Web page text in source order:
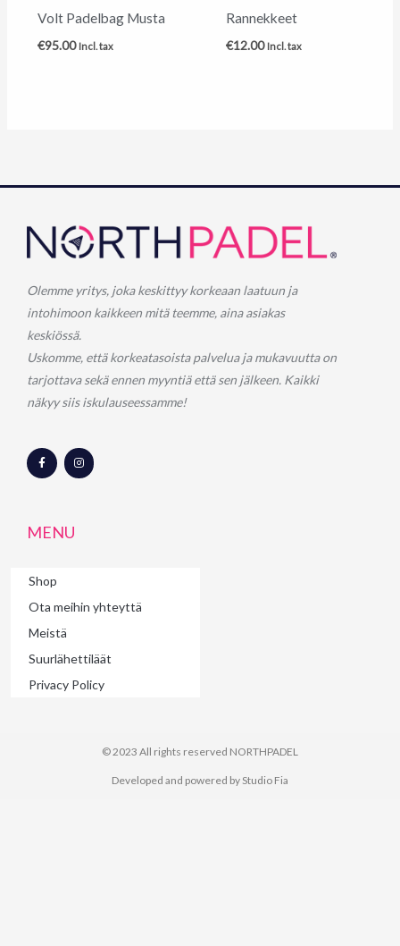
Volt Padelbag Musta
€95.00 Incl. tax
Rannekkeet
€12.00 Incl. tax
Olemme yritys, joka keskittyy korkeaan laatuun ja
intohimoon kaikkeen mitä teemme, aina asiakas
keskiössä.
Uskomme, että korkeatasoista palvelua ja mukavuutta on
tarjottava sekä ennen myyntiä että sen jälkeen. Kaikki
näkyy siis iskulauseessamme!
F
a
c
k
-
I
n
s
MENU
Shop
Ota meihin yhteyttä
Meistä
Suurlähettiläät
Privacy Policy
© 2023 All rights reserved​ NORTHPADEL
Developed and powered by Studio Fia